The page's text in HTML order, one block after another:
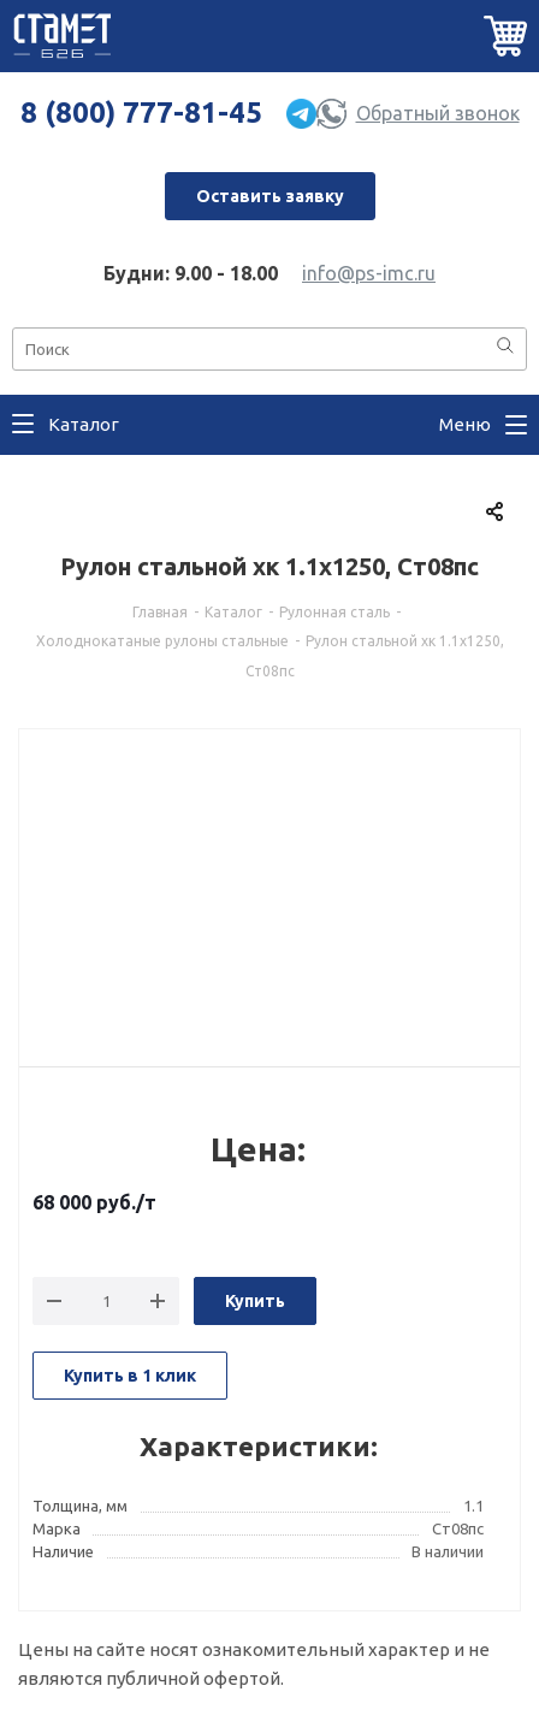
8 (800) 777-81-45 Обратный звонок
Оставить заявку
Будни: 9.00 - 18.00 info@ps-imc.ru
Каталог Меню
Рулон стальной хк 1.1x1250, Ст08пс
Главная - Каталог - Рулонная сталь -
Холоднокатаные рулоны стальные - Рулон стальной хк 1.1x1250,
Ст08пс
Цена:
68 000 руб./т
Купить
Купить в 1 клик
Характеристики:
Толщина, мм
1.1
Марка
Ст08пс
Наличие
В наличии
Цены на сайте носят ознакомительный характер и не
являются публичной офертой.